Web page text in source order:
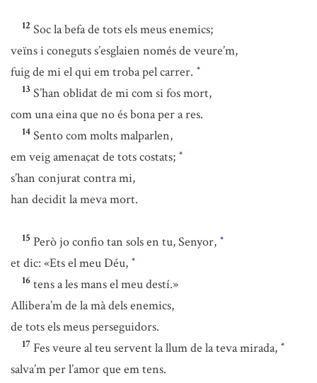
12 Soc la befa de tots els meus enemics;
veïns i coneguts s’esglaien només de veure’m,
fuig de mi el qui em troba pel carrer. *
13 S’han oblidat de mi com si fos mort,
com una eina que no és bona per a res.
14 Sento com molts malparlen,
em veig amenaçat de tots costats; *
s’han conjurat contra mi,
han decidit la meva mort.
15 Però jo confio tan sols en tu, Senyor, *
et dic: «Ets el meu Déu, *
16 tens a les mans el meu destí.»
Allibera’m de la mà dels enemics,
de tots els meus perseguidors.
17 Fes veure al teu servent la llum de la teva mirada, *
salva’m per l’amor que em tens.